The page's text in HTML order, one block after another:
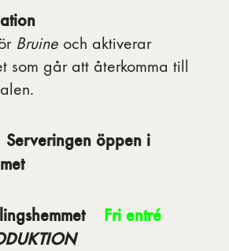
Bruine och aktiverar
som går att återkomma till
öppen i
Fri entré